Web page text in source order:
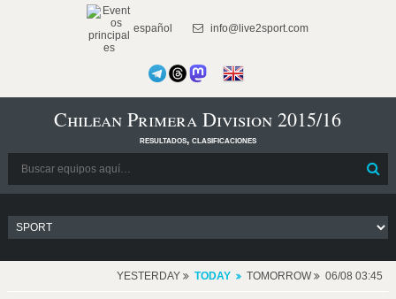
español info@live2sport.com
Chilean Primera Division 2015/16
resultados, clasificaciones
YESTERDAY TODAY TOMORROW 06/08 03:45